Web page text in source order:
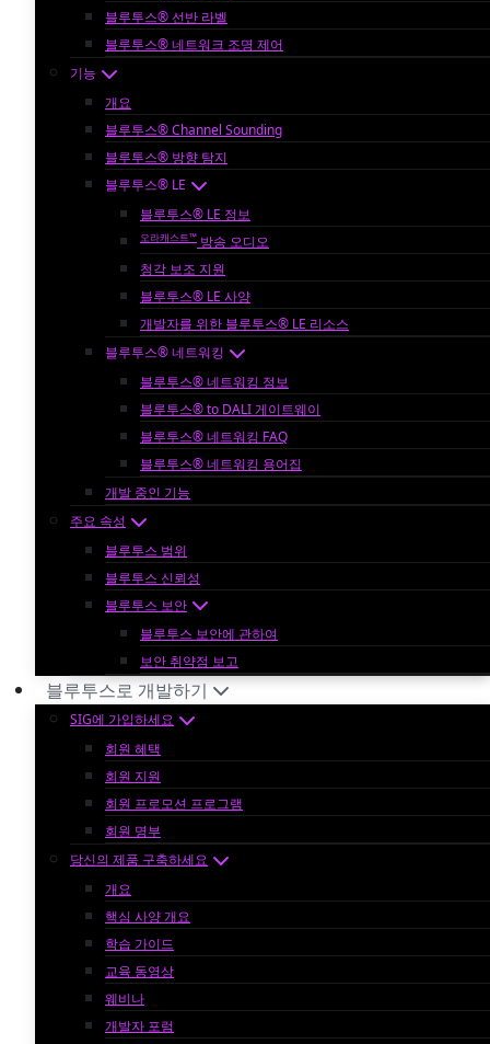
블루투스® 선반 라벨
블루투스® 네트워크 조명 제어
기능
개요
블루투스® Channel Sounding
블루투스® 방향 탐지
블루투스® LE
블루투스® LE 정보
오라캐스트™ 방송 오디오
청각 보조 지원
블루투스® LE 사양
개발자를 위한 블루투스® LE 리소스
블루투스® 네트워킹
블루투스® 네트워킹 정보
블루투스® to DALI 게이트웨이
블루투스® 네트워킹 FAQ
블루투스® 네트워킹 용어집
개발 중인 기능
주요 속성
블루투스 범위
블루투스 신뢰성
블루투스 보안
블루투스 보안에 관하여
보안 취약점 보고
블루투스로 개발하기
SIG에 가입하세요
회원 혜택
회원 지원
회원 프로모션 프로그램
회원 명부
당신의 제품 구축하세요
개요
핵심 사양 개요
학습 가이드
교육 동영상
웨비나
개발자 포럼